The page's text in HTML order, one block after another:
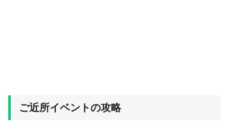
ご近所イベントの攻略